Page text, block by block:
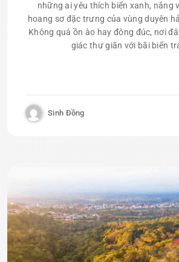
những ai yêu thích biển xanh, nắng
hoang sơ đặc trưng của vùng duyên
Không quá ồn ào hay đông đúc, nơi
giác thư giãn với bãi biển
Sinh Đồng